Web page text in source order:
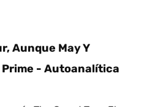
Aunque May Y
- Autoanalítica